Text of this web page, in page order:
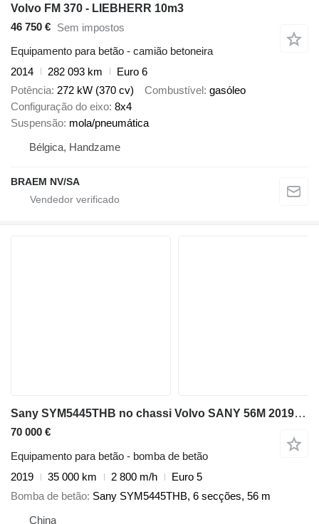
Volvo FM 370 - LIEBHERR 10m3
46 750 € Sem impostos
Equipamento para betão - camião betoneira
2014
282 093 km
Euro 6
Potência 272 kW (370 cv) Combustível gasóleo
Configuração do eixo 8x4
Suspensão mola/pneumática
Bélgica, Handzame
BRAEM NV/SA
Sany SYM5445THB no chassi Volvo SANY 56M 2019 EURO 5 HIGH QUALITY
70 000 €
Equipamento para betão - bomba de betão
2019
35 000 km 2 800 m/h
Euro 5
Bomba de betão Sany SYM5445THB, 6 secções, 56 m
China